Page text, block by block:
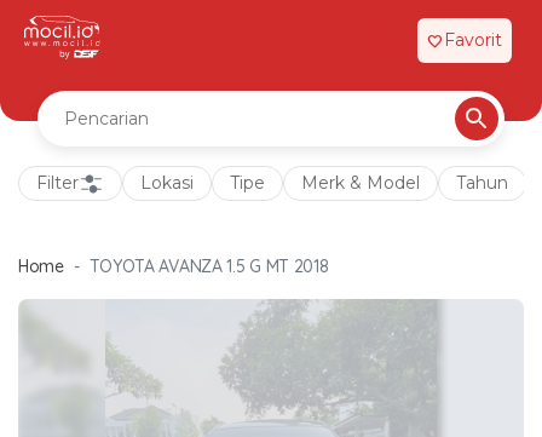
favorite Favorit
Filter Lokasi Tipe Merk & Model Tahun
Home TOYOTA AVANZA 1.5 G MT 2018